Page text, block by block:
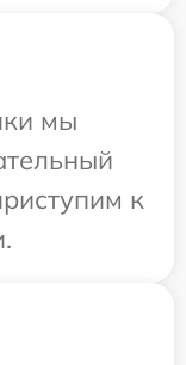
мы
к